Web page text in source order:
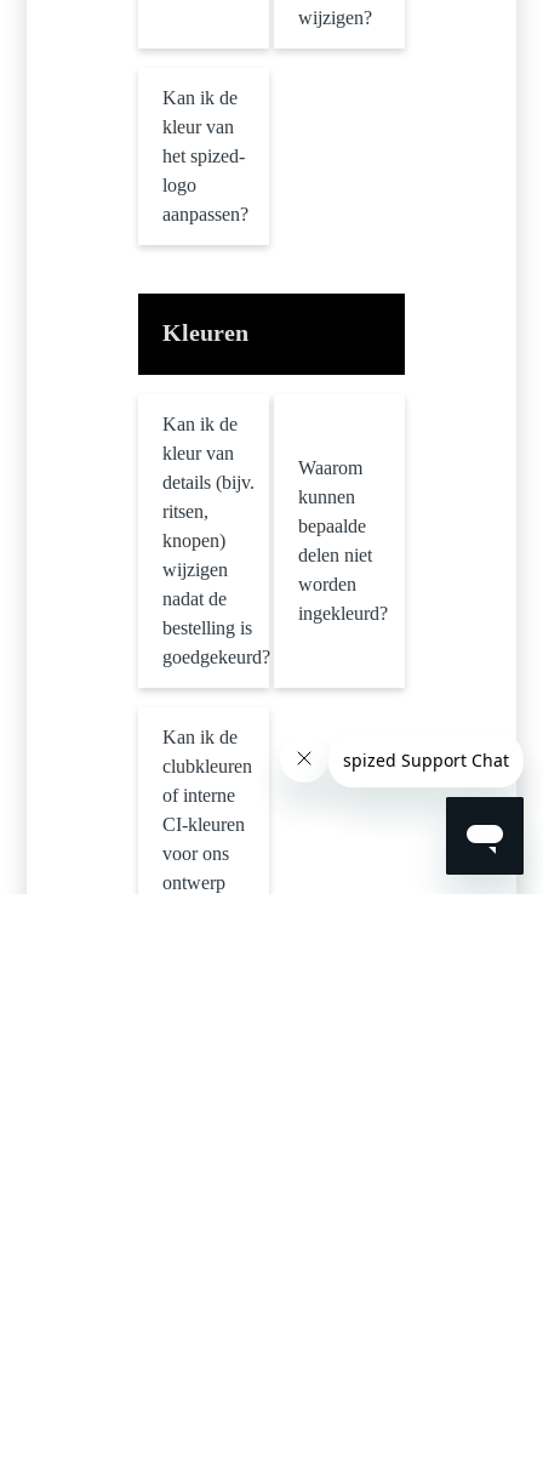
wijzigen?
Kan ik de
kleur van
het spized-
logo
aanpassen?
Kleuren
Kan ik de
kleur van
details (bijv.
ritsen,
knopen)
wijzigen
nadat de
bestelling is
goedgekeurd?
Waarom
kunnen
bepaalde
delen niet
worden
ingekleurd?
Kan ik de
clubkleuren
of interne
CI-kleuren
voor ons
ontwerp